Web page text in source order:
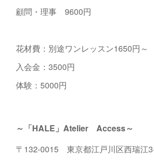
顧問・理事 9600円
花材費：別途ワンレッスン1650円～
入会金：3500円
体験：5000円
～「HALE」Atelier Access～
〒132-0015 東京都江戸川区西瑞江